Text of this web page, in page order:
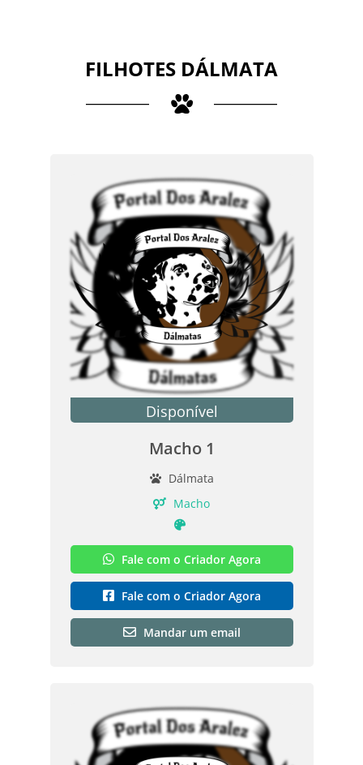
FILHOTES DÁLMATA
Disponível
Macho 1
Dálmata
Macho
Fale com o Criador Agora
Fale com o Criador Agora
Mandar um email